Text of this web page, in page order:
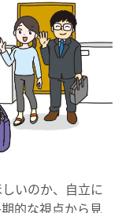
いのか、自立に
的な視点から見